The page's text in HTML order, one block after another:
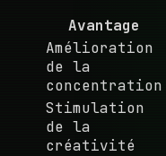
Avantage
Amélioration
de la
concentration
Stimulation
de la
créativité